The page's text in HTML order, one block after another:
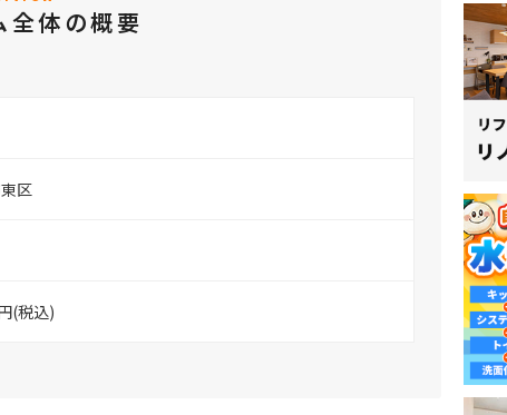
全体の概要
区
(税込)